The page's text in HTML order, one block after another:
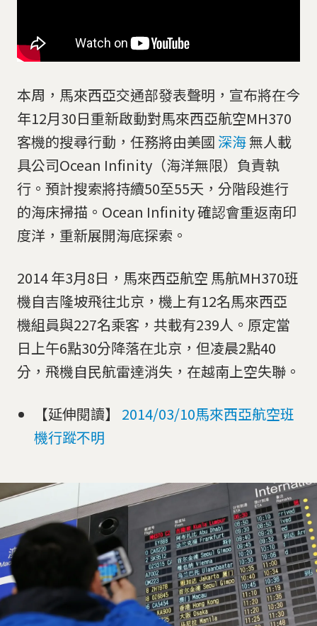
本周，馬來西亞交通部發表聲明，宣布將在今
年12月30日重新啟動對馬來西亞航空MH370
客機的搜尋行動，任務將由美國 深海無人載
具公司Ocean Infinity（海洋無限）負責執
行。預計搜索將持續50至55天，分階段進行
的海床掃描。Ocean Infinity 確認會重返南印
度洋，重新展開海底探索。
2014 年3月8日，馬來西亞航空 馬航MH370班
機自吉隆坡飛往北京，機上有12名馬來西亞
機組員與227名乘客，共載有239人。原定當
日上午6點30分降落在北京，但凌晨2點40
分，飛機自民航雷達消失，在越南上空失聯。
【延伸閱讀】
2014/03/10馬來西亞航空班
機行蹤不明